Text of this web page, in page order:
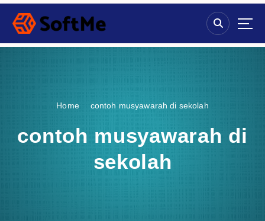
S
p
Home contoh musyawarah di sekolah
contoh musyawarah di
sekolah